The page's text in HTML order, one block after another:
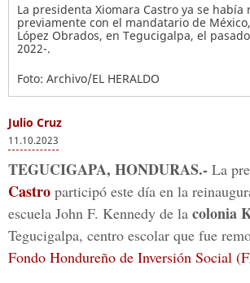
La presidenta Xiomara Castro ya se había
previamente con el mandatario de
López Obrados, en Tegucigalpa, el
2022-.
Foto: Archivo/EL HERALDO
Julio Cruz
11.10.2023
TEGUCIGAPA, HONDURAS.- La
Castro participó este día en la
escuela John F. Kennedy de la colonia
Tegucigalpa, centro escolar que fue
Fondo Hondureño de Inversión Social